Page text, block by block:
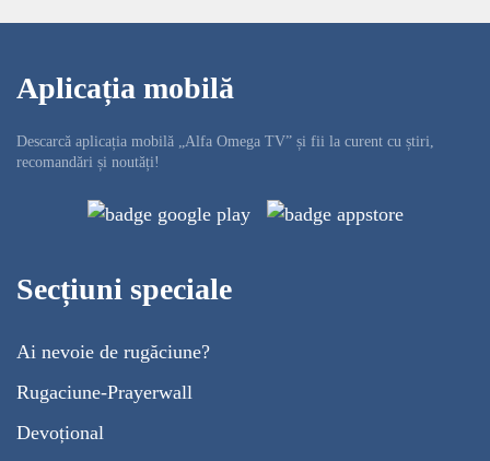
Aplicația mobilă
Descarcă aplicația mobilă „Alfa Omega TV” și fii la curent cu știri,
recomandări și noutăți!
Secțiuni speciale
Ai nevoie de rugăciune?
Rugaciune-Prayerwall
Devoțional